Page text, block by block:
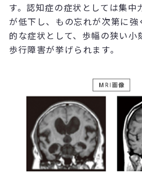
す。認知症の症状としては集中
が低下し、もの忘れが次第に強
的な症状として、歩幅の狭い小
歩行障害が挙げられます。